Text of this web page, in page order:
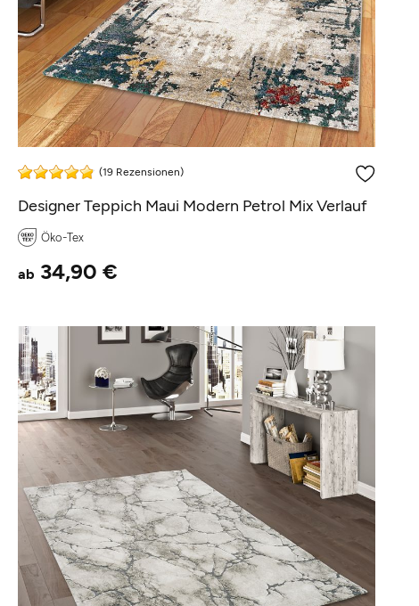
(19 Rezensionen)
Designer Teppich Maui Modern Petrol Mix Verlauf
Öko-Tex
ab 34,90 €